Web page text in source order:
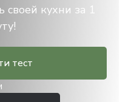
своей кухни за 1
тест